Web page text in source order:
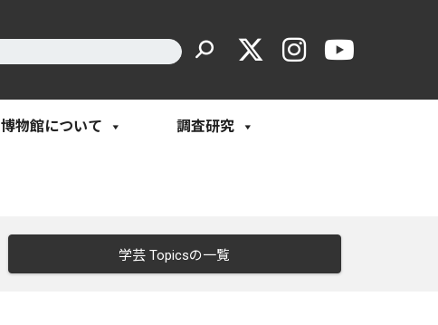
博物館について 調査研究
学芸 Topicsの一覧